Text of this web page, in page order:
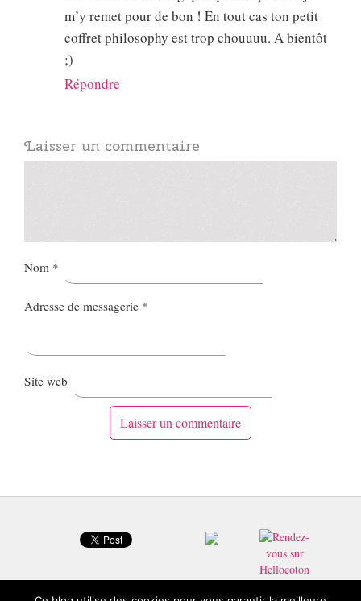
m’y remet pour de bon ! En tout cas ton petit
coffret philosophy est trop chouuuu. A bientôt
;)
Répondre
Laisser un commentaire
Nom *
Adresse de messagerie *
Site web